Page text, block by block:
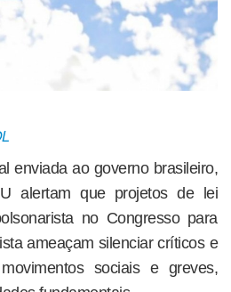
enviada ao governo brasileiro,
alertam que projetos de lei
no Congresso para
ameaçam silenciar críticos e
sociais e greves,